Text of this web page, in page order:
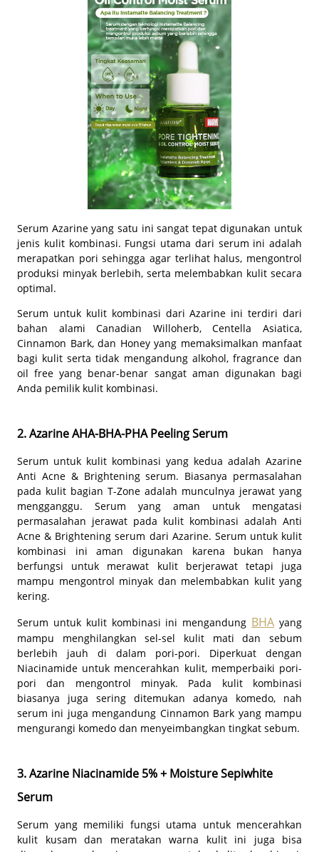
Serum Azarine yang satu ini sangat tepat digunakan untuk
jenis kulit kombinasi. Fungsi utama dari serum ini adalah
merapatkan pori sehingga agar terlihat halus, mengontrol
produksi minyak berlebih, serta melembabkan kulit secara
optimal.
Serum untuk kulit kombinasi dari Azarine ini terdiri dari
bahan alami Canadian Willoherb, Centella Asiatica,
Cinnamon Bark, dan Honey yang memaksimalkan manfaat
bagi kulit serta tidak mengandung alkohol, fragrance dan
oil free yang benar-benar sangat aman digunakan bagi
Anda pemilik kulit kombinasi.
2. Azarine AHA-BHA-PHA Peeling Serum
Serum untuk kulit kombinasi yang kedua adalah Azarine
Anti Acne & Brightening serum. Biasanya permasalahan
pada kulit bagian T-Zone adalah munculnya jerawat yang
mengganggu. Serum yang aman untuk mengatasi
permasalahan jerawat pada kulit kombinasi adalah Anti
Acne & Brightening serum dari Azarine. Serum untuk kulit
kombinasi ini aman digunakan karena bukan hanya
berfungsi untuk merawat kulit berjerawat tetapi juga
mampu mengontrol minyak dan melembabkan kulit yang
kering.
Serum untuk kulit kombinasi ini mengandung BHA yang
mampu menghilangkan sel-sel kulit mati dan sebum
berlebih jauh di dalam pori-pori. Diperkuat dengan
Niacinamide untuk mencerahkan kulit, memperbaiki pori-
pori dan mengontrol minyak. Pada kulit kombinasi
biasanya juga sering ditemukan adanya komedo, nah
serum ini juga mengandung Cinnamon Bark yang mampu
mengurangi komedo dan menyeimbangkan tingkat sebum.
3. Azarine Niacinamide 5% + Moisture Sepiwhite
Serum
Serum yang memiliki fungsi utama untuk mencerahkan
kulit kusam dan meratakan warna kulit ini juga bisa